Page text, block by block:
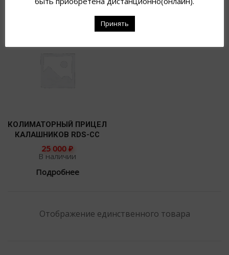
КОЛИМАТОРНЫЙ ПРИЦЕЛ
КАЛАШНИКОВ RDS-CC
25 000 ₽
В наличии
Подробнее
Отображение единственного товара
Принять